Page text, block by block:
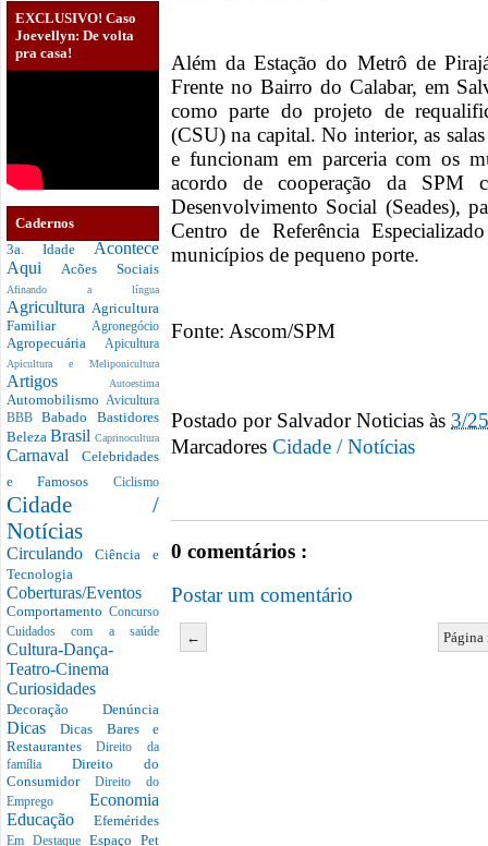
EXCLUSIVO! Caso
Joevellyn: De volta
pra casa!
Cadernos
3a. Idade Acontece
Aqui Acões Sociais
Afinando a língua
Agricultura Agricultura
Familiar Agronegócio
Agropecuária Apicultura
Apicultura e Meliponicultura
Artigos Autoestima
Automobilismo Avicultura
BBBBabado Bastidores
Beleza Brasil Caprinocultura
Carnaval Celebridades
e Famosos Ciclismo
Cidade /
Notícias
CirculandoCiência e
Tecnologia
Coberturas/Eventos
Comportamento Concurso
Cuidados com a saúde
Cultura-Dança-
Teatro-Cinema
Curiosidades
Decoração Denúncia
DicasDicas Bares e
RestaurantesDireito da
família Direito do
Consumidor Direito do
Emprego Economia
Educação Efemérides
Em Destaque Espaço Pet
Além da Estação do Metrô de
Frente no Bairro do Calabar, em
como parte do projeto de
(CSU) na capital. No interior, as
e funcionam em parceria com os
acordo de cooperação da SPM
Desenvolvimento Social (Seades),
Centro de Referência
municípios de pequeno porte.
Fonte: Ascom/SPM
Postado por Salvador Noticias às 3/
Marcadores Cidade / Notícias
0 comentários :
Postar um comentário
←